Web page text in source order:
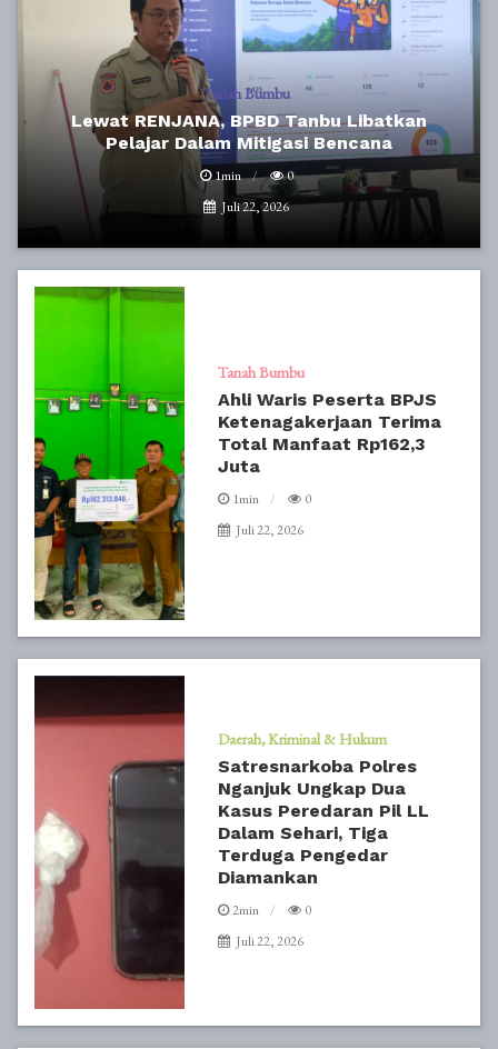
Tanah Bumbu
Lewat RENJANA, BPBD Tanbu Libatkan
Pelajar Dalam Mitigasi Bencana
1min
0
Juli 22, 2026
Tanah Bumbu
Ahli Waris Peserta BPJS
Ketenagakerjaan Terima
Total Manfaat Rp162,3
Juta
1min
0
Juli 22, 2026
Daerah Kriminal & Hukum
Satresnarkoba Polres
Nganjuk Ungkap Dua
Kasus Peredaran Pil LL
Dalam Sehari, Tiga
Terduga Pengedar
Diamankan
2min
0
Juli 22, 2026